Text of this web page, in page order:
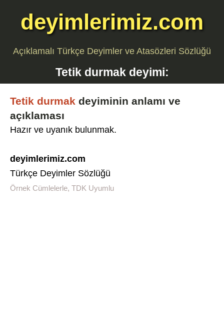
deyimlerimiz.com
Açıklamalı Türkçe Deyimler ve Atasözleri Sözlüğü
Tetik durmakdeyimi:
Tetik durmak deyiminin anlamı ve
açıklaması
Hazır ve uyanık bulunmak.
deyimlerimiz.com
Türkçe Deyimler Sözlüğü
Örnek Cümlelerle, TDK Uyumlu